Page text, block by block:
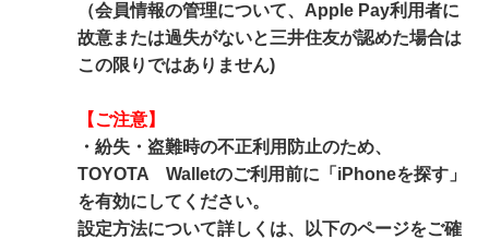
（会員情報の管理について、Apple Pay利用者に
故意または過失がないと三井住友が認めた場合は
この限りではありません)
【ご注意】
・紛失・盗難時の不正利用防止のため、
TOYOTA Walletのご利用前に「iPhoneを探す」
を有効にしてください。
設定方法について詳しくは、以下のページをご確